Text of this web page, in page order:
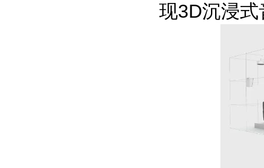
现3D沉浸式